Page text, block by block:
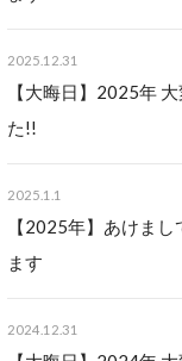
2025.12.31
【大晦日】2025年
た!!
2025.1.1
【2025年】あけま
ます
2024.12.31